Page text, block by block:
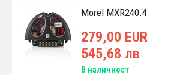
Morel MXR240.4
279,00 EUR
545,68 лв
В наличност